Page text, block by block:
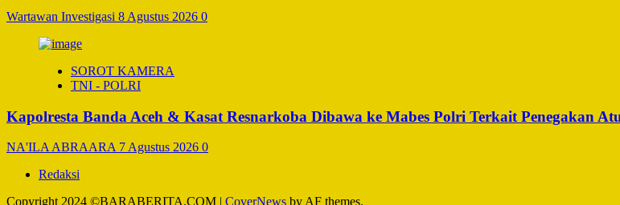
Wartawan Investigasi 8 Agustus 2026 0
SOROT KAMERA
TNI - POLRI
Kapolresta Banda Aceh & Kasat Resnarkoba Dibawa ke Mabes Polri Terkait Penegakan
NA'ILA ABRAARA 7 Agustus 2026 0
Redaksi
Copyright 2024 ©BARABERITA.COM | CoverNews by AF themes.